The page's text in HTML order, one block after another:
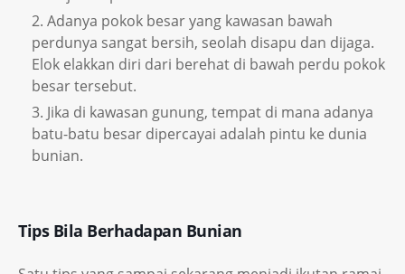
Adanya pokok besar yang kawasan bawah
perdunya sangat bersih, seolah disapu dan dijaga.
Elok elakkan diri dari berehat di bawah perdu pokok
besar tersebut.
Jika di kawasan gunung, tempat di mana adanya
batu-batu besar dipercayai adalah pintu ke dunia
bunian.
Tips Bila Berhadapan Bunian